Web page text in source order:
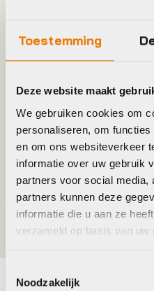
Toestemming
Deze website maakt
We gebruiken cookies om
personaliseren, om
en om ons websiteverkeer
informatie over uw gebruik
partners voor social media,
partners kunnen deze
informatie die u aan ze
verzameld op basis van
Noodzakelijk
Merk
Jaar
Kleur